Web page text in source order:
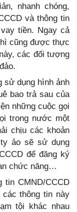
nhanh chóng,
và thông tin
tiền. Ngay cả
cũng được thực
các đối tượng
sử dụng hình ảnh
bao trả sau của
những cuộc gọi
trong nước một
chịu các khoản
ảo sẽ sử dụng
để đăng ký
chức năng…
CMND/CCCD
thông tin này
tội khác nhau